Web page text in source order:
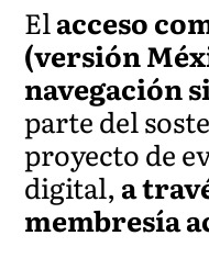
Elacceso
(versión
navegación
parte del
proyecto de
digital, a
membresía